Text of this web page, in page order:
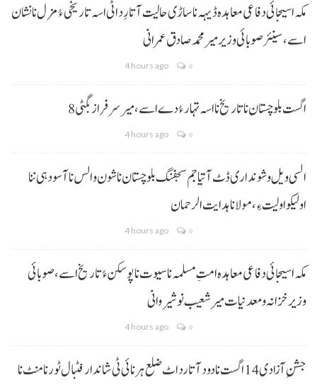
مکہ اسیجائی دفاعی معاہدہ ڈیہہ نا ساڑی حالیت آتا رِد اٹی اسہ تاریخی ءُ مزل نا نشان
اسے،سینئر صوبائی وزیر میر محمد صادق عمرانی
4 hours ago 0
8 اگست بلوچستان نا تاریخ نا اسہ تہار ءُ دے اسے، میرسرفراز بگٹی
4 hours ago 0
السی ویل و شونداری ڈٹ آتیا جم سجفنگ بلوچستان نا شون و الس نا آسودہی ننا
اولیکو اولیت ءِ،مولانا ہدایت الرحمان
4 hours ago 0
مکہ اسیجائی دفاعی معاہدہ امتِ مسلمہ نا سیوت نا پوسکن ءُ تاریخ اسے، صوبائی
وزیر خزانہ و معدنیات میر شعیب نوشیروانی
4 hours ago 0
جشنِ آزادی 14 اگست نا دود آتا رد اٹ ضلع ہرنائی ٹی شاندار فٹبال ٹورنامنٹ نا